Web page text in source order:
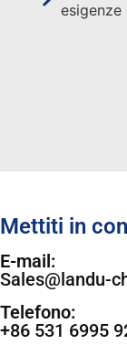
esigenze
Mettiti in
E-mail:
Sales@landu-
Telefono:
+86 531 6995